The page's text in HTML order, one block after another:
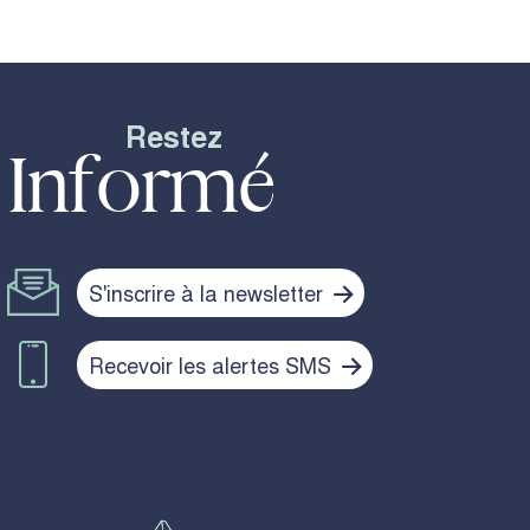
Restez
Informé
S'inscrire à la newsletter
Recevoir les alertes SMS